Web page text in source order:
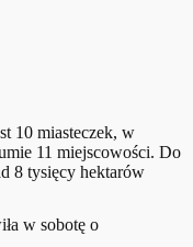
10 miasteczek, w
11 miejscowości. Do
8 tysięcy hektarów
w sobotę o